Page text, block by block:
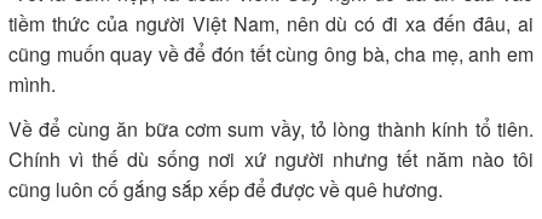
tiềm thức của người Việt Nam, nên dù có đi xa đến đâu, ai
cũng muốn quay về để đón tết cùng ông bà, cha mẹ, anh em
mình.
Về để cùng ăn bữa cơm sum vầy, tỏ lòng thành kính tổ tiên.
Chính vì thế dù sống nơi xứ người nhưng tết năm nào tôi
cũng luôn cố gắng sắp xếp để được về quê hương.